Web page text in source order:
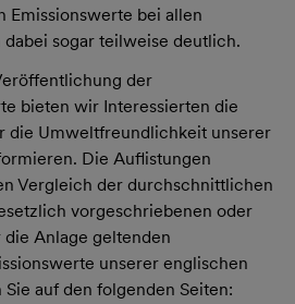
Emissionswerte bei allen
sogar teilweise deutlich.
der
bieten wir Interessierten die
die Umweltfreundlichkeit unserer
Die Auflistungen
Vergleich der durchschnittlichen
vorgeschriebenen oder
Anlage geltenden
unserer englischen
auf den folgenden Seiten: